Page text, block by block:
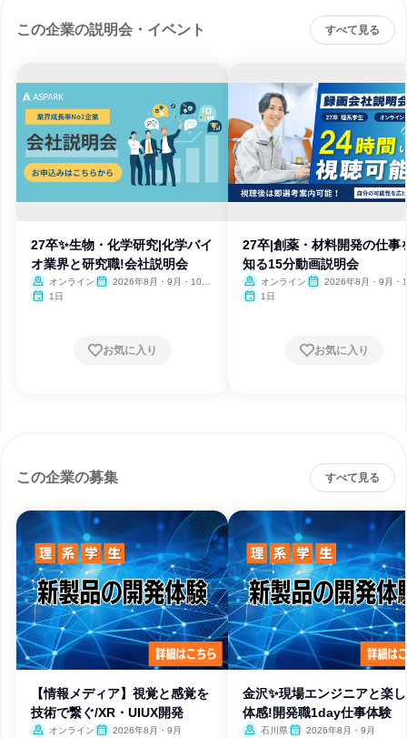
この企業の説明会・イベント すべて見る
27卒✨️生物・化学研究|化学バイ
オ業界と研究職!会社説明会
オンライン
2026年8月・9月・10
1日
お気に入り
27卒|創薬・材料開発の仕事
知る15分動画説明会
オンライン
2026年8月・9月・
1日
お気に入り
この企業の募集 すべて見る
【情報メディア】視覚と感覚を
技術で繋ぐ/XR・UIUX開発
オンライン
2026年8月・9月
金沢✨️現場エンジニアと楽
体感!開発職1day仕事体験
石川県
2026年8月・9月